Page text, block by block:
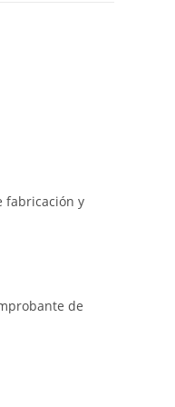
fabricación y
de